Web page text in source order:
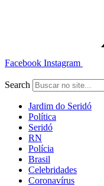
Facebook Instagram
Search
Jardim do Seridó
Política
Seridó
RN
Polícia
Brasil
Celebridades
Coronavírus